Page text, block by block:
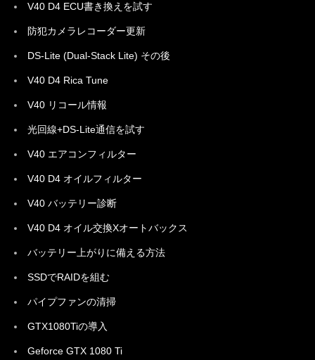
V40 D4 ECU書き換えを試す
防犯カメラレコーダー更新
DS-Lite (Dual-Stack Lite) その後
V40 D4 Rica Tune
V40 リコール情報
光回線+DS-Lite通信を試す
V40 エアコンフィルター
V40 D4 オイルフィルター
V40 バッテリー診断
V40 D4 オイル交換Xオートバックス
バッテリー上がりに備える方法
SSDでRAIDを組む
パイプファンの清掃
GTX1080Tiの導入
Geforce GTX 1080 Ti